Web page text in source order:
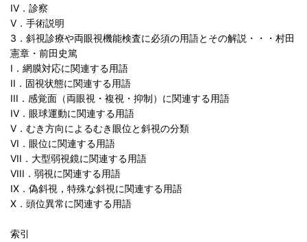
IV．診察
V．手術説明
3．斜視診療や両眼視機能検査に必須の用語とその解説・・・村田
憲章・前田史篤
I．網膜対応に関連する用語
II．固視状態に関連する用語
III．感覚面（両眼視・複視・抑制）に関連する用語
IV．眼球運動に関連する用語
V．むき方向によるむき眼位と斜視の分類
VI．眼位に関連する用語
VII．大型弱視鏡に関連する用語
VIII．弱視に関連する用語
IX．偽斜視，特殊な斜視に関連する用語
X．頭位異常に関連する用語
索引